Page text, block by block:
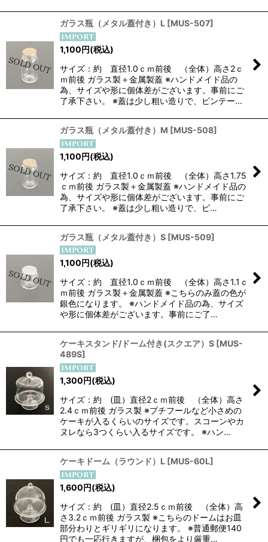
ガラス瓶（メタル蓋付き）L [MUS-507]
1,100円(税込)
サイズ：約 直径1.0ｃｍ前後 （全体）高さ2ｃ
ｍ前後 ガラス製＋金属製蓋 ※ハンドメイド品の
為、サイズや形に個体差がございます。事前にご
了承下さい。 ※蓋は少し粗い造りで、ビンテー…
ガラス瓶（メタル蓋付き）M [MUS-508]
1,100円(税込)
サイズ：約 直径1.0ｃｍ前後 （全体）高さ1.75
ｃｍ前後 ガラス製＋金属製蓋 ※ハンドメイド品の
為、サイズや形に個体差がございます。事前にご
了承下さい。 ※蓋は少し粗い造りで、ビ…
ガラス瓶（メタル蓋付き）S [MUS-509]
1,100円(税込)
サイズ：約 直径1.0ｃｍ前後 （全体）高さ1.1ｃ
ｍ前後 ガラス製＋金属製蓋 ※こちらのみ蓋の色が
銀色になります。 ※ハンドメイド品の為、サイズ
や形に個体差がございます。事前にご了…
ケーキスタンド/ドーム付き(スクエア）S [MUS-
489S]
1,300円(税込)
サイズ：約 (皿）直径2ｃｍ前後 （全体）高さ
2.4ｃｍ前後 ガラス製 ※プチフールなど小さめの
ケーキが入るくらいのサイズです。スコーンやカ
ヌレなら3つくらい入るサイズです。 ※ハン…
ケーキドーム（ラウンド）L [MUS-60L]
1,600円(税込)
サイズ：約 (皿）直径2.5ｃｍ前後 （全体）高
さ3.2ｃｍ前後 ガラス製 ※こちらのドームはお皿
部分わりとギリギリになります。 ※普通郵便140
円でも一応行きますが、梱包をより厳重…